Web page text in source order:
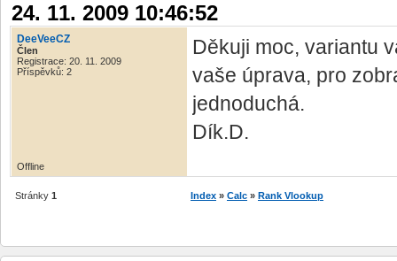
24. 11. 2009 10:46:52
DeeVeeCZ
Člen
Registrace: 20. 11. 2009
Příspěvků: 2
Děkuji moc, variantu
vaše úprava, pro
jednoduchá.
Dík.D.
Offline
Stránky 1 Index » Calc » Rank Vlookup